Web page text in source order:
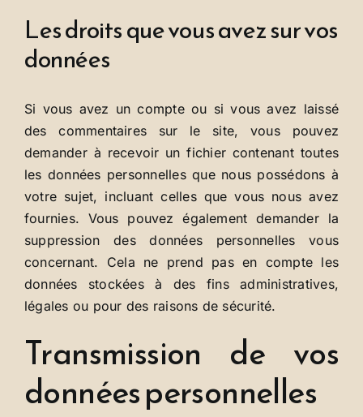
Les droits que vous avez sur vos
données
Si vous avez un compte ou si vous avez laissé
des commentaires sur le site, vous pouvez
demander à recevoir un fichier contenant toutes
les données personnelles que nous possédons à
votre sujet, incluant celles que vous nous avez
fournies. Vous pouvez également demander la
suppression des données personnelles vous
concernant. Cela ne prend pas en compte les
données stockées à des fins administratives,
légales ou pour des raisons de sécurité.
Transmission de vos
données personnelles